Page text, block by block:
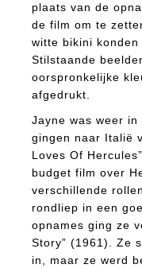
plaats van de
de film om te
witte bikini konden
Stilstaande
oorspronkelijke
afgedrukt.
Jayne was weer
gingen naar Italië
Loves Of
budget film over
verschillende
rondliep in een
opnames ging ze
Story” (1961). Ze
in, maar ze werd